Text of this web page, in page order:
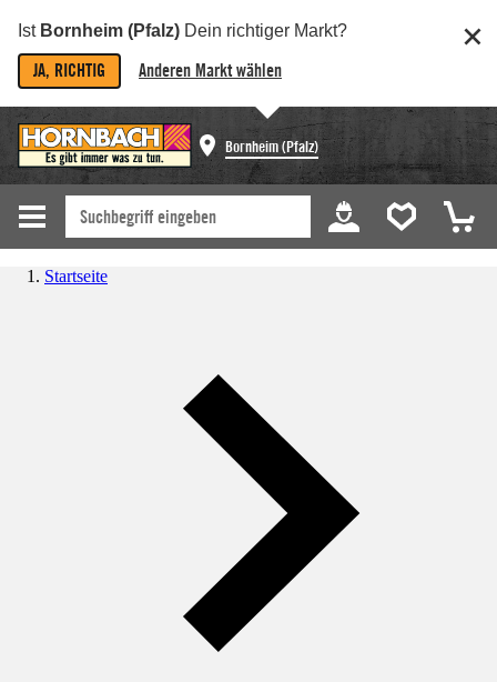
Ist Bornheim (Pfalz) Dein richtiger Markt?
JA, RICHTIG Anderen Markt wählen
Bornheim (Pfalz)
Startseite